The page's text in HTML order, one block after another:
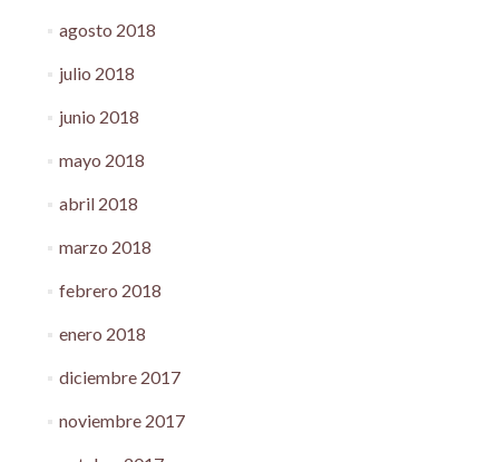
agosto 2018
julio 2018
junio 2018
mayo 2018
abril 2018
marzo 2018
febrero 2018
enero 2018
diciembre 2017
noviembre 2017